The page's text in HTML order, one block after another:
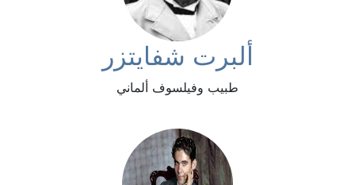
ألبرت شفايتزر
طبيب وفيلسوف ألماني